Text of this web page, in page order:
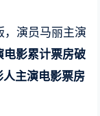
，演员马丽主演
电影累计票房破
主演电影票房